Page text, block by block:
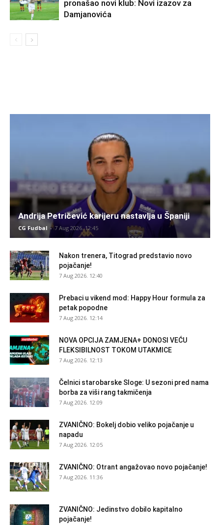
pronašao novi klub: Novi izazov za
Damjanovića
Andrija Petričević karijeru nastavlja u Španiji
CG Fudbal - 7 Aug 2026. 12:45
Nakon trenera, Titograd predstavio novo
pojačanje!
7 Aug 2026. 12:40
Prebaci u vikend mod: Happy Hour formula za
petak popodne
7 Aug 2026. 12:14
NOVA OPCIJA ZAMJENA+ DONOSI VEĆU
FLEKSIBILNOST TOKOM UTAKMICE
7 Aug 2026. 12:13
Čelnici starobarske Sloge: U sezoni pred nama
borba za viši rang takmičenja
7 Aug 2026. 12:09
ZVANIČNO: Bokelj dobio veliko pojačanje u
napadu
7 Aug 2026. 12:05
ZVANIČNO: Otrant angažovao novo pojačanje!
7 Aug 2026. 11:36
ZVANIČNO: Jedinstvo dobilo kapitalno
pojačanje!